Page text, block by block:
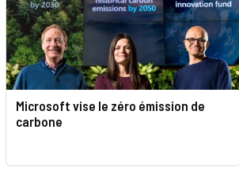
Microsoft vise le zéro émission de
carbone